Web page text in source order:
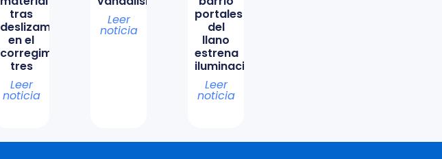
tras
deslizamiento
en el
corregimiento
tres
Leer
noticia
Leer
noticia
portales
del
llano
estrena
iluminación
Leer
noticia